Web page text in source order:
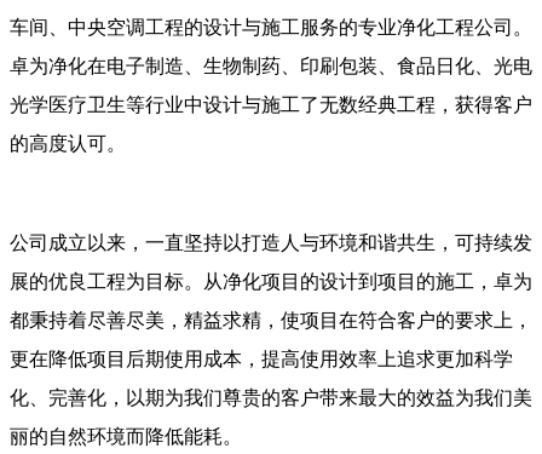
车间、中央空调工程的设计与施工服务的专业净化工程公司。
卓为净化在电子制造、生物制药、印刷包装、食品日化、光电
光学医疗卫生等行业中设计与施工了无数经典工程，获得客户
的高度认可。
公司成立以来，一直坚持以打造人与环境和谐共生，可持续发
展的优良工程为目标。从净化项目的设计到项目的施工，卓为
都秉持着尽善尽美，精益求精，使项目在符合客户的要求上，
更在降低项目后期使用成本，提高使用效率上追求更加科学
化、完善化，以期为我们尊贵的客户带来最大的效益为我们美
丽的自然环境而降低能耗。